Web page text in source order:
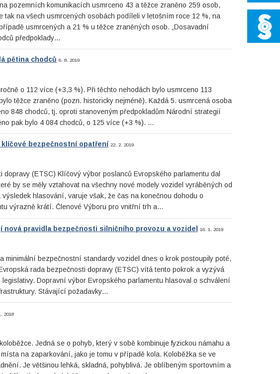
pozemních komunikacích usmrceno 43 a těžce zraněno 259 osob,
na všech usmrcených osobách podíleli v letošním roce 12 %, na
usmrcených a 21 % u těžce zraněných osob. „Dosavadní
předpoklady…
pětina chodců 6. 8. 2019
o 112 více (+3,3 %). Při těchto nehodách bylo usmrceno 113
těžce zraněno (pozn. historicky nejméně). Každá 5. usmrcená osoba
848 chodců, tj. oproti stanoveným předpokladům Národní strategií
pak bylo 4 084 chodců, o 125 více (+3 %). …
bezpečnostní opatření 22. 2. 2019
(ETSC) Klíčový výbor poslanců Evropského parlamentu dal
by se měly vztahovat na všechny nové modely vozidel vyráběných od
hlasování, varuje však, že čas na konečnou dohodu o
výrazně krátí. Členové Výboru pro vnitřní trh a…
pravidla bezpečnosti silničního provozu a vozidel 16. 1. 2019
bezpečnostní standardy vozidel dnes o krok postoupily poté,
rada bezpečnosti dopravy (ETSC) vítá tento pokrok a vyzývá
Dopravní výbor Evropského parlamentu hlasoval o schválení
Stávající požadavky…
2018
Jedná se o pohyb, který v sobě kombinuje fyzickou námahu a
na zaparkování, jako je tomu v případě kola. Koloběžka se ve
Je většinou lehká, skladná, pohyblivá. Je oblíbeným sportovním a